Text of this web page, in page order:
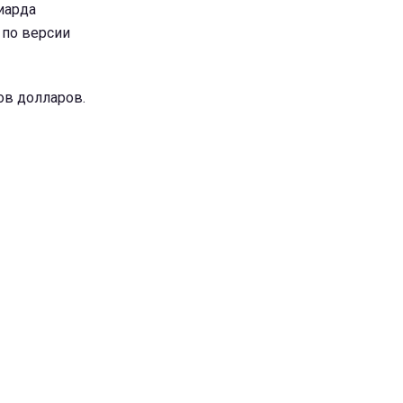
версии
долларов.